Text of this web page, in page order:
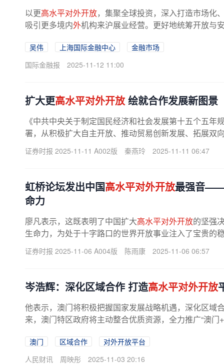
以更高水平对外开放，集聚全球投资，深入打造市场化
吸引更多境内外机构来沪展业经营。更好地统筹开放与
吴伟 上海国际金融中心
金融市场
国际金融报
2025-11-12 11:00
扩大更高水平对外开放绘就合作发展新图景
《中共中央关于制定国民经济和社会发展第十五个五年
署，从积极扩大自主开放、推动贸易创新发展、拓展双
证券时报 2025-11-11 A002版 秦燕玲 2025-11-11 06:47
虹桥论坛发出中国高水平对外开放最强音——
命力
廖凡表示，这既表明了中国扩大高水平对外开放的坚强
生命力，为处于十字路口的世界开放事业注入了宝贵的
世界开放的确定性力量。虹桥国际...
证券时报 2025-11-06 A004版 陈雨康 2025-11-06 06:57
岑浩辉：深化区域合作 打造高水平对外开放
他表示，澳门将积极把握国家发展战略机遇，深化区域
来，澳门特区政府将主动整合优质资源，全力推广“澳
澳门 区域合作
对外开放平台
人民财讯
周映彤 2025-11-03 20:16